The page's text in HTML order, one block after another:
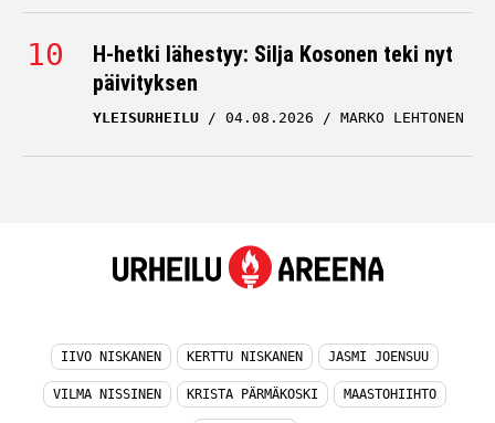
H-hetki lähestyy: Silja Kosonen teki nyt
päivityksen
YLEISURHEILU 04.08.2026 MARKO LEHTONEN
IIVO NISKANEN KERTTU NISKANEN JASMI JOENSUU
VILMA NISSINEN KRISTA PÄRMÄKOSKI MAASTOHIIHTO